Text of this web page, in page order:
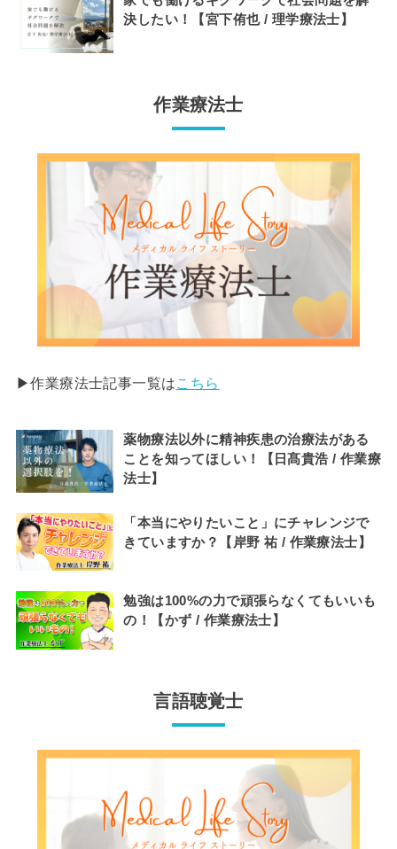
決したい！【宮下侑也 / 理学療法士】
作業療法士
▶︎作業療法士記事一覧はこちら
薬物療法以外に精神疾患の治療法がある
ことを知ってほしい！【日髙貴浩 / 作業療
法士】
「本当にやりたいこと」にチャレンジで
きていますか？【岸野 祐 / 作業療法士】
勉強は100%の力で頑張らなくてもいいも
の！【かず / 作業療法士】
言語聴覚士